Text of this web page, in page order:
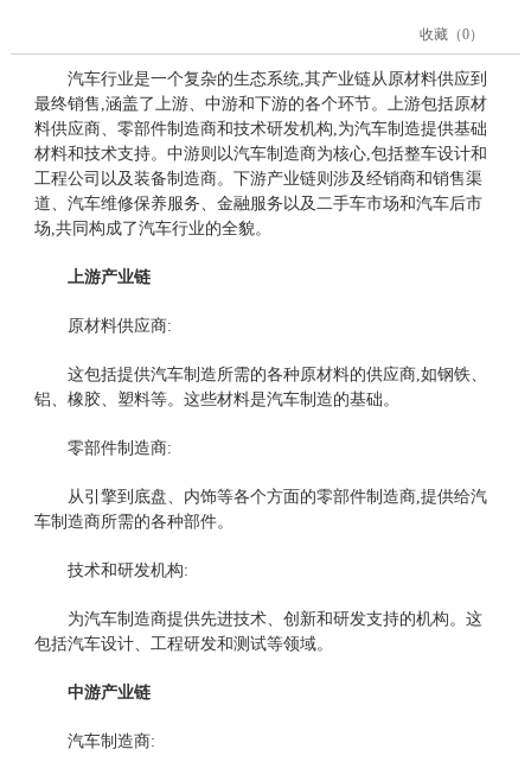
收藏（0）
汽车行业是一个复杂的生态系统,其产业链从原材料供应到
最终销售,涵盖了上游、中游和下游的各个环节。上游包括原材
料供应商、零部件制造商和技术研发机构,为汽车制造提供基础
材料和技术支持。中游则以汽车制造商为核心,包括整车设计和
工程公司以及装备制造商。下游产业链则涉及经销商和销售渠
道、汽车维修保养服务、金融服务以及二手车市场和汽车后市
场,共同构成了汽车行业的全貌。
上游产业链
原材料供应商:
这包括提供汽车制造所需的各种原材料的供应商,如钢铁、
铝、橡胶、塑料等。这些材料是汽车制造的基础。
零部件制造商:
从引擎到底盘、内饰等各个方面的零部件制造商,提供给汽
车制造商所需的各种部件。
技术和研发机构:
为汽车制造商提供先进技术、创新和研发支持的机构。这
包括汽车设计、工程研发和测试等领域。
中游产业链
汽车制造商: